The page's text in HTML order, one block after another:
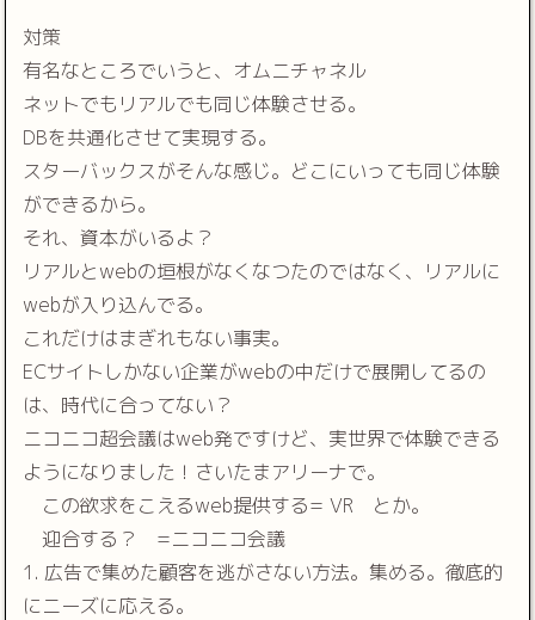
対策
有名なところでいうと、オムニチャネル
ネットでもリアルでも同じ体験させる。
DBを共通化させて実現する。
スターバックスがそんな感じ。どこにいっても同じ体験
ができるから。
それ、資本がいるよ？
リアルとwebの垣根がなくなつたのではなく、リアルに
webが入り込んでる。
これだけはまぎれもない事実。
ECサイトしかない企業がwebの中だけで展開してるの
は、時代に合ってない？
ニコニコ超会議はweb発ですけど、実世界で体験できる
ようになりました！さいたまアリーナで。
この欲求をこえるweb提供する= VR とか。
迎合する？ =ニコニコ会議
1. 広告で集めた顧客を逃がさない方法。集める。徹底的
にニーズに応える。